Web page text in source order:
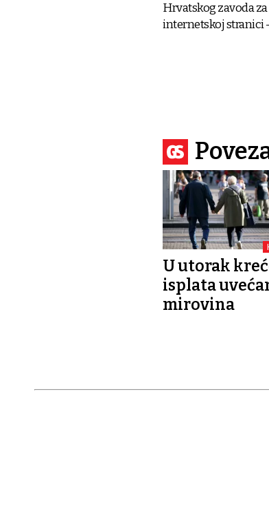
Hrvatskog zavoda za
internetskoj stranici
U utorak
isplata
mirovina